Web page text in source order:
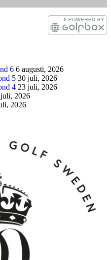
6 6 augusti, 2026
5 30 juli, 2026
4 23 juli, 2026
2026
2026